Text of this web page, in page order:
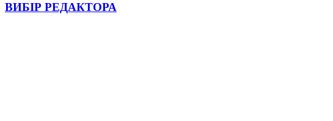
ВИБІР РЕДАКТОРА